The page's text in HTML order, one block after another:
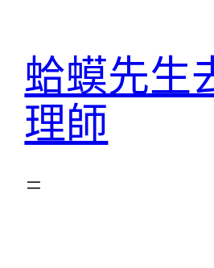
蛤蟆先生
理師